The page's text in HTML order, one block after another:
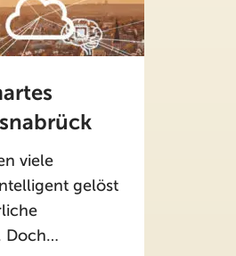
viele
gelöst
Doch…